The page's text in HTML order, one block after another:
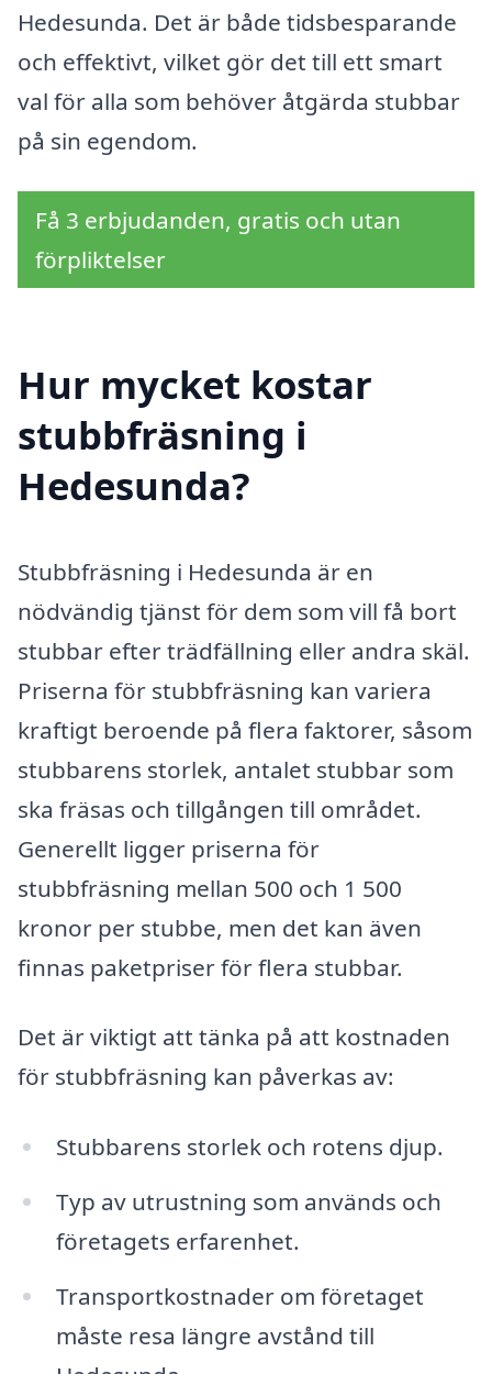
Hedesunda. Det är både tidsbesparande
och effektivt, vilket gör det till ett smart
val för alla som behöver åtgärda stubbar
på sin egendom.
Få 3 erbjudanden, gratis och utan
förpliktelser
Hur mycket kostar
stubbfräsning i
Hedesunda?
Stubbfräsning i Hedesunda är en
nödvändig tjänst för dem som vill få bort
stubbar efter trädfällning eller andra skäl.
Priserna för stubbfräsning kan variera
kraftigt beroende på flera faktorer, såsom
stubbarens storlek, antalet stubbar som
ska fräsas och tillgången till området.
Generellt ligger priserna för
stubbfräsning mellan 500 och 1 500
kronor per stubbe, men det kan även
finnas paketpriser för flera stubbar.
Det är viktigt att tänka på att kostnaden
för stubbfräsning kan påverkas av:
Stubbarens storlek och rotens djup.
Typ av utrustning som används och
företagets erfarenhet.
Transportkostnader om företaget
måste resa längre avstånd till